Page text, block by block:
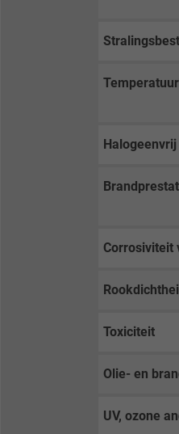
Purpose
Halogeenvrij
Corrosiviteit
Toxiciteit
Olie- en
UV, ozone